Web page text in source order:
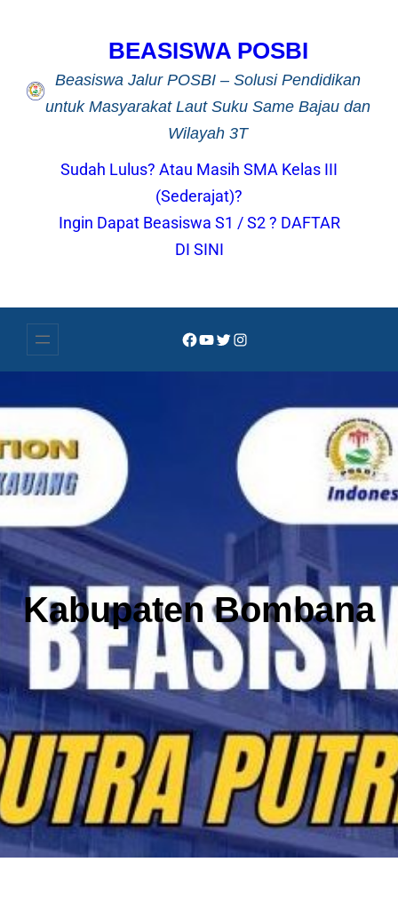
BEASISWA POSBI
Beasiswa Jalur POSBI – Solusi Pendidikan
untuk Masyarakat Laut Suku Same Bajau dan
Wilayah 3T
Sudah Lulus? Atau Masih SMA Kelas III
(Sederajat)?
Ingin Dapat Beasiswa S1 / S2 ? DAFTAR
DI SINI
Facebook
YouTube
TwitterInstagram
Kabupaten Bombana